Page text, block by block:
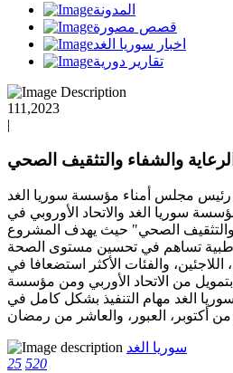
المدونة
قصص مصورة
اخبار سوريا الغد
تقارير دورية
111,2023
|
رئيس مجلس أمناء مؤسسة سوريا الغد
سوريا الغد والاتحاد الأوروبي في
الصحي" حيث يهدف المشروع
طبية تساهم في تحسين مستوى الصحة
اللاجئين، والفئات الأكثر استضعافا في
من الاتحاد الأوربي ومن مؤسسة
الغد مهام التنفيذ بشكل كامل في
سوريا الغد
25 520